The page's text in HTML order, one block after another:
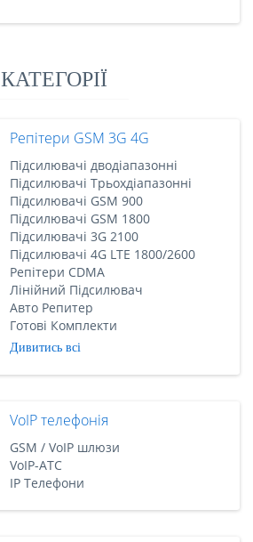
КАТЕГОРІЇ
Репітери GSM 3G 4G
Підсилювачі дводіапазонні
Підсилювачі Трьохдіапазонні
Підсилювачі GSM 900
Підсилювачі GSM 1800
Підсилювачі 3G 2100
Підсилювачі 4G LTE 1800/2600
Репітери CDMA
Лінійний Підсилювач
Авто Репитер
Готові Комплекти
Дивитись всі
VoIP телефонія
GSM / VoIP шлюзи
VoIP-АТС
IP Телефони